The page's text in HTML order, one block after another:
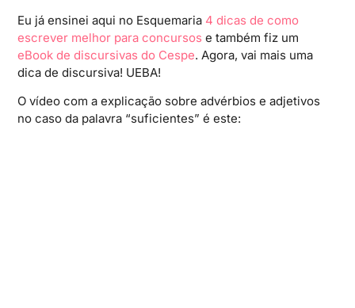
Eu já ensinei aqui no Esquemaria 4 dicas de como
escrever melhor para concursos e também fiz um
eBook de discursivas do Cespe. Agora, vai mais uma
dica de discursiva! UEBA!
O vídeo com a explicação sobre advérbios e adjetivos
no caso da palavra “suficientes” é este: